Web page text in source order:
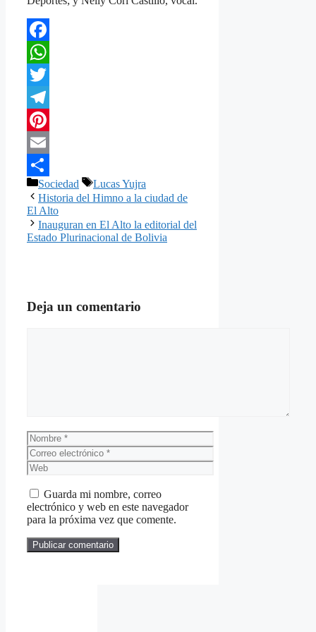
Facebook
WhatsApp
Twitter
Telegram
Pinterest
Email
Compartir
Categorías
Sociedad Etiquetas
Lucas Yujra
Historia del Himno a la ciudad de
El Alto
Inauguran en El Alto la editorial del
Estado Plurinacional de Bolivia
Deja un comentario
Nombre
Correo
electrónico
Web
Guarda mi nombre, correo
electrónico y web en este navegador
para la próxima vez que comente.